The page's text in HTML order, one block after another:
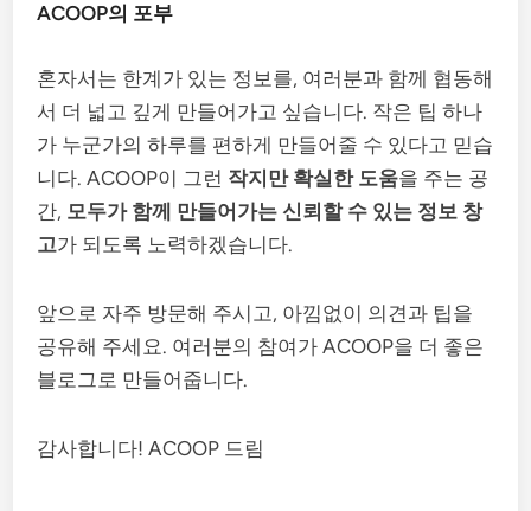
ACOOP의 포부
혼자서는 한계가 있는 정보를, 여러분과 함께 협동해
서 더 넓고 깊게 만들어가고 싶습니다. 작은 팁 하나
가 누군가의 하루를 편하게 만들어줄 수 있다고 믿습
니다. ACOOP이 그런 작지만 확실한 도움을 주는 공
간, 모두가 함께 만들어가는 신뢰할 수 있는 정보 창
고가 되도록 노력하겠습니다.
앞으로 자주 방문해 주시고, 아낌없이 의견과 팁을
공유해 주세요. 여러분의 참여가 ACOOP을 더 좋은
블로그로 만들어줍니다.
감사합니다! ACOOP 드림